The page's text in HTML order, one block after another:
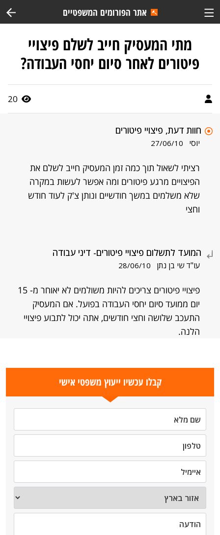
אתר הפורומים המשפטיים
מתי המעסיק חייב לשלם פיצויי
פיטורים לאחר סיום יחסי העבודה?
20
חוות דעת, פיצויי פיטורים
יוסי 27/06/10
רציתי לשאול תוך כמה זמן המעסיק חייב לשלם את
הפיצויים מרגע פיטורים ומה אפשר לעשות במקרה
שלא משלמים במשך חודשיים ונותן צ'ק לעוד חודש
וחצי
המועד לתשלום פיצויי פיטורים- דיני עבודה
עו"ד שי בן נתן 28/06/10
פיצויי פיטורים צריכים להיות משולמים לא יאוחר מ- 15
יום ממועד סיום יחסי העבודה בפועל. אם המעסיק
התעכב שלושה וחצי חודשים, אתה יכול לתבוע פיצויי
הלנה.
קבלו עכשיו ייעוץ משפטי אישי